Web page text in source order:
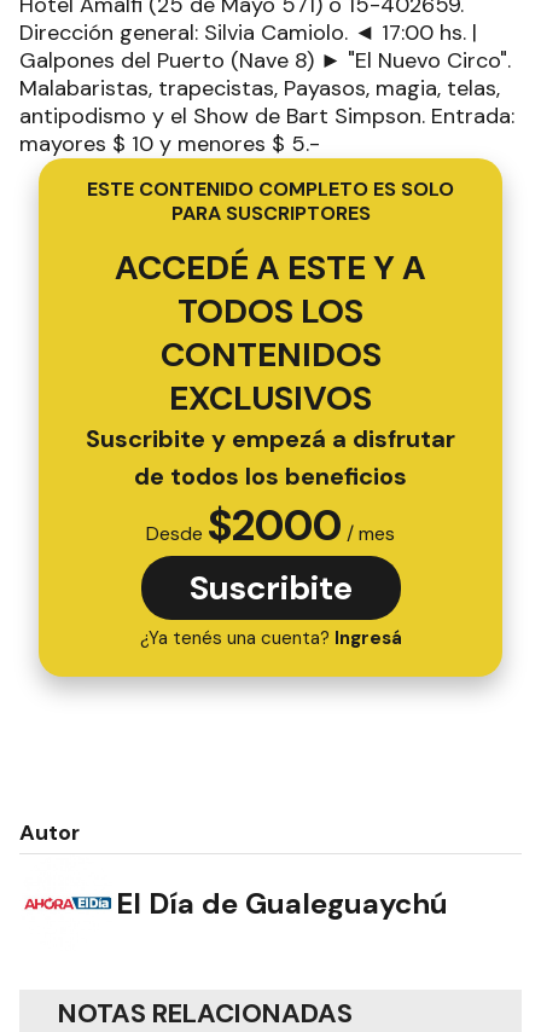
Dirección general: Silvia Camiolo. ◄ 17:00 hs. |
Galpones del Puerto (Nave 8) ► "El Nuevo Circo".
Malabaristas, trapecistas, Payasos, magia, telas,
antipodismo y el Show de Bart Simpson. Entrada:
mayores $ 10 y menores $ 5.-
ESTE CONTENIDO COMPLETO ES SOLO
PARA SUSCRIPTORES
ACCEDÉ A ESTE Y A
TODOS LOS
CONTENIDOS
EXCLUSIVOS
Suscribite y empezá a disfrutar
de todos los beneficios
Desde $2000 / mes
Suscribite
¿Ya tenés una cuenta? Ingresá
Autor
El Día de Gualeguaychú
NOTAS RELACIONADAS